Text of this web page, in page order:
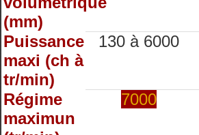
(mm)
Puissance
maxi (ch à
tr/min)
130 à 6000
Régime
maximun
7000